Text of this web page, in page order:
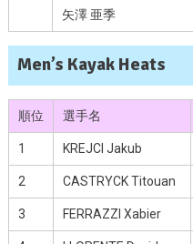
矢澤 亜季
Men’s Kayak Heats
順位 選手名
1 KREJCI Jakub
2 CASTRYCK Titouan
3 FERRAZZI Xabier